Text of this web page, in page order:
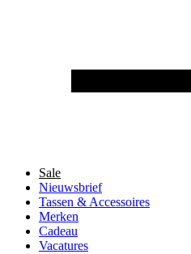
Sale
Nieuwsbrief
Tassen & Accessoires
Merken
Cadeau
Vacatures